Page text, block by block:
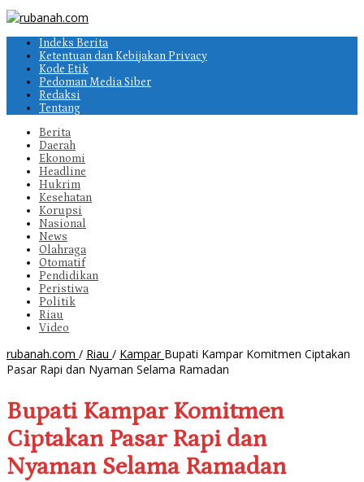
Indeks Berita
Ketentuan dan Kebijakan Privacy
Kode Etik
Pedoman Media Siber
Redaksi
Tentang
Berita
Daerah
Ekonomi
Headline
Hukrim
Kesehatan
Korupsi
Nasional
News
Olahraga
Otomatif
Pendidikan
Peristiwa
Politik
Riau
Video
rubanah.com / Riau / Kampar Bupati Kampar Komitmen Ciptakan
Pasar Rapi dan Nyaman Selama Ramadan
Bupati Kampar Komitmen
Ciptakan Pasar Rapi dan
Nyaman Selama Ramadan